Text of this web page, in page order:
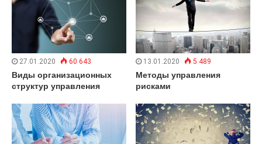
27.01.2020 60 643
Виды организационных
структур управления
13.01.2020 5 489
Методы управления
рисками